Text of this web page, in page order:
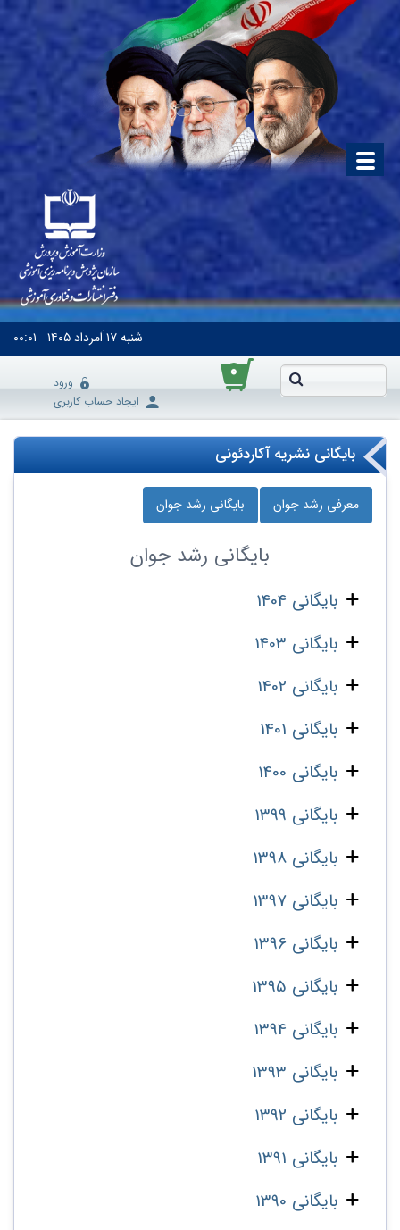
شنبه۱۷ اَمرداد ۱۴۰۵ ۰۰:۰۱
۰
ورود
ایجاد حساب کاربری
بایگانی نشریه آکاردئونی
معرفی رشد جوان بایگانی رشد جوان
بایگانی رشد جوان
بایگانی 1404
بایگانی 1403
بایگانی 1402
بایگانی 1401
بایگانی 1400
بایگانی 1399
بایگانی 1398
بایگانی 1397
بایگانی 1396
بایگانی 1395
بایگانی 1394
بایگانی 1393
بایگانی 1392
بایگانی 1391
بایگانی 1390